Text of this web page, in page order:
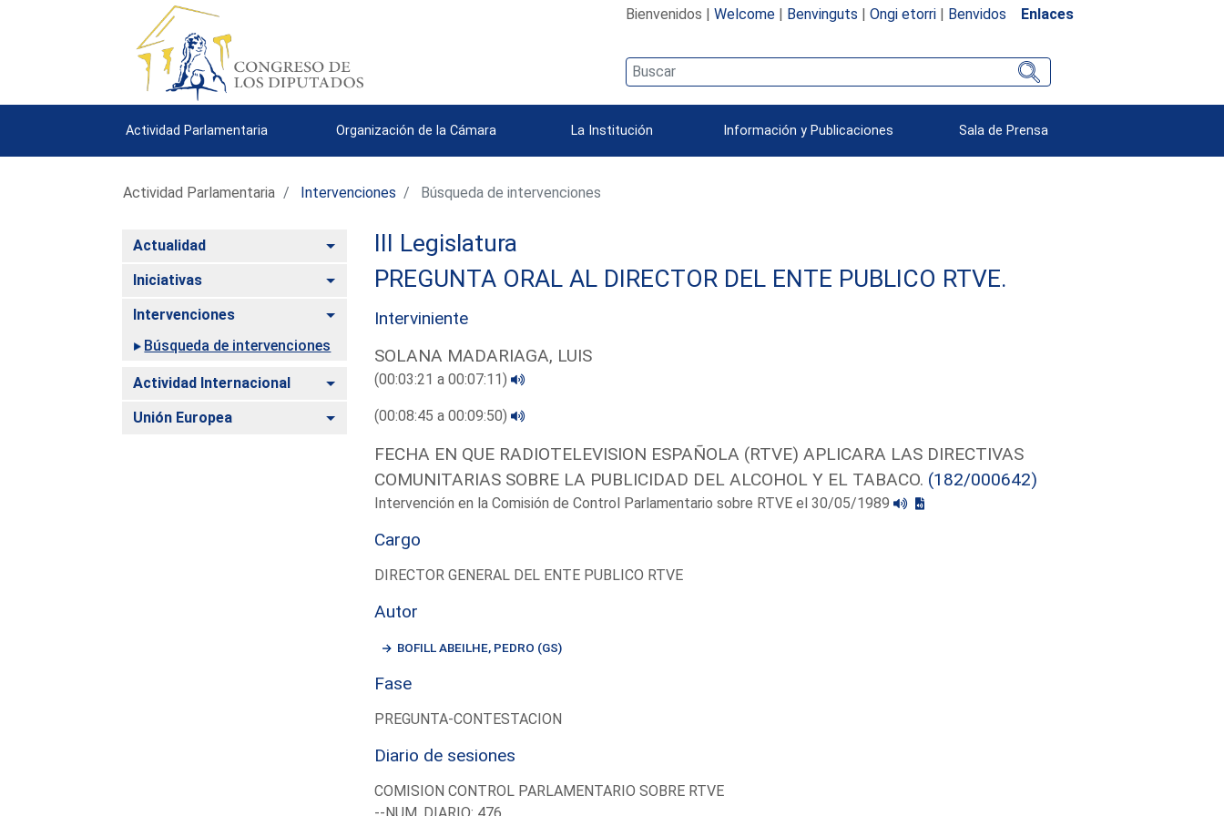
Bienvenidos | Welcome| Benvinguts | Ongi etorri| Benvidos Enlaces
Actividad Parlamentaria Organización de la Cámara La Institución Información y Publicaciones Sala de Prensa
Actividad Parlamentaria Intervenciones Búsqueda de intervenciones
Actualidad Alternar
Iniciativas Alternar
Intervenciones
Alternar
Búsqueda de intervenciones
Actividad Internacional Alternar
Unión Europea Alternar
III Legislatura
PREGUNTA ORAL AL DIRECTOR DEL ENTE PUBLICO RTVE.
Interviniente
SOLANA MADARIAGA, LUIS
(00:03:21 a 00:07:11)
(00:08:45 a 00:09:50)
FECHA EN QUE RADIOTELEVISION ESPAÑOLA (RTVE) APLICARA LAS DIRECTIVAS
COMUNITARIAS SOBRE LA PUBLICIDAD DEL ALCOHOL Y EL TABACO. (182/000642)
Intervención en la Comisión de Control Parlamentario sobre RTVE el 30/05/1989
Cargo
DIRECTOR GENERAL DEL ENTE PUBLICO RTVE
Autor
BOFILL ABEILHE, PEDRO (GS)
Fase
PREGUNTA-CONTESTACION
Diario de sesiones
COMISION CONTROL PARLAMENTARIO SOBRE RTVE
--NUM. DIARIO: 476